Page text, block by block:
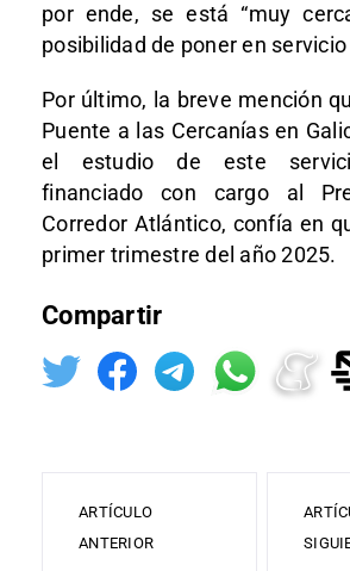
por ende, se está “muy
posibilidad de poner en
Por último, la breve mención
Puente a las Cercanías en
el estudio de este
financiado con cargo al
Corredor Atlántico, confía en
primer trimestre del año 2025.
Compartir
ARTÍCULO
ANTERIOR